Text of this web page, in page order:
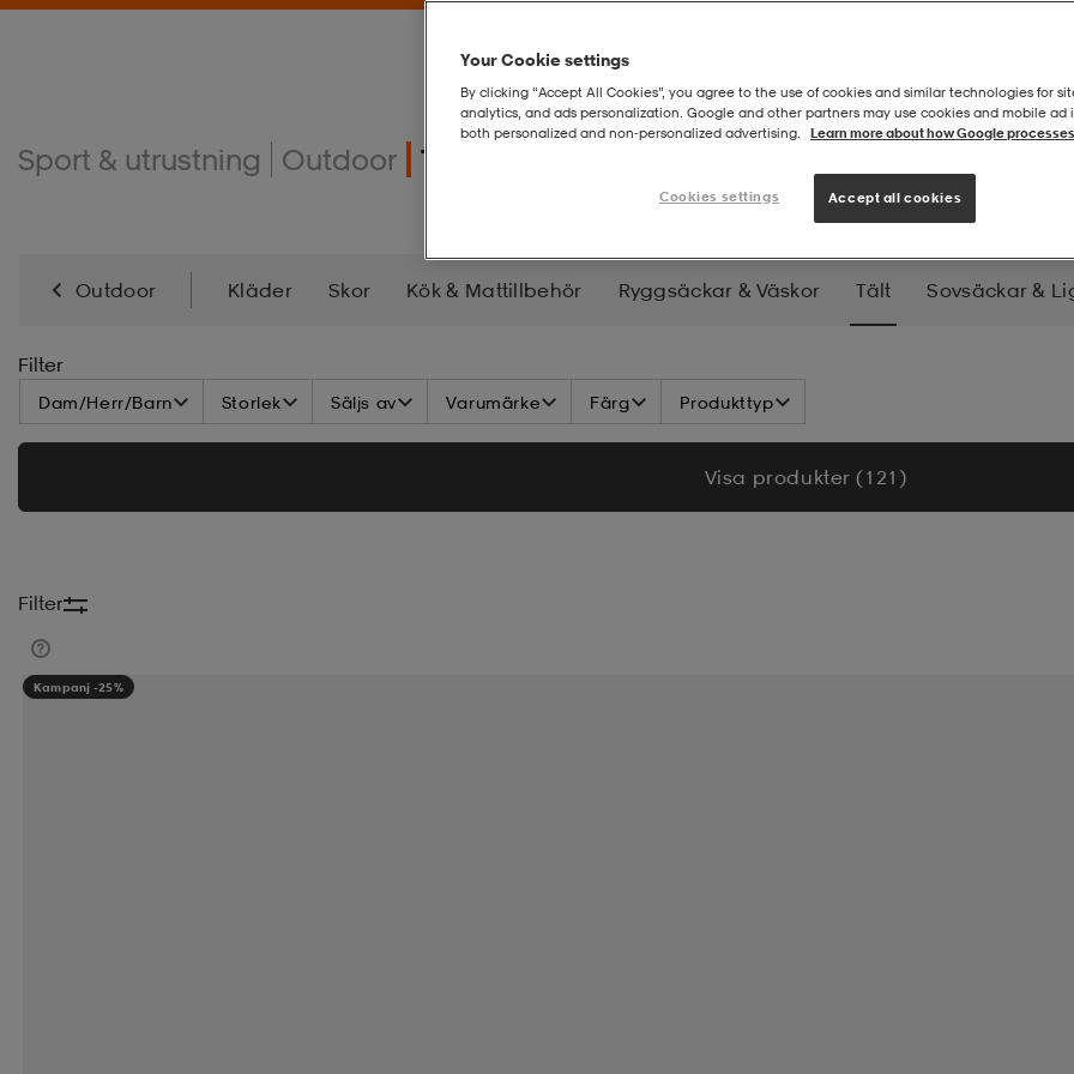
Sport & utrustning Outdoor Tält
Outdoor Kläder Skor Kök & Mattillbehör Ryggsäckar & Väskor Tält Sovsäckar &
Lampor, Belysning & Ladda
Filter
Dam/Herr/Barn Storlek Säljs av Varumärke Färg Produkttyp
Visa produkter (121)
Filter
Kampanj -25%
Your Cookie settings
By clicking “Accept All Cookies”, you agree to the use of cookies and similar technologies for
analytics, and ads personalization. Google and other partners may use cookies and mobile ad
both personalized and non‑personalized advertising.
Learn more about how Google
Cookies settings Accept all cookies